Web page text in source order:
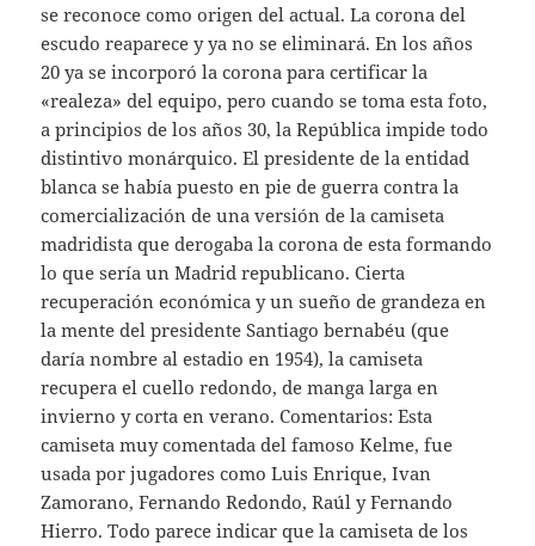
se reconoce como origen del actual. La corona del
escudo reaparece y ya no se eliminará. En los años
20 ya se incorporó la corona para certificar la
«realeza» del equipo, pero cuando se toma esta foto,
a principios de los años 30, la República impide todo
distintivo monárquico. El presidente de la entidad
blanca se había puesto en pie de guerra contra la
comercialización de una versión de la camiseta
madridista que derogaba la corona de esta formando
lo que sería un Madrid republicano. Cierta
recuperación económica y un sueño de grandeza en
la mente del presidente Santiago bernabéu (que
daría nombre al estadio en 1954), la camiseta
recupera el cuello redondo, de manga larga en
invierno y corta en verano. Comentarios: Esta
camiseta muy comentada del famoso Kelme, fue
usada por jugadores como Luis Enrique, Ivan
Zamorano, Fernando Redondo, Raúl y Fernando
Hierro. Todo parece indicar que la camiseta de los